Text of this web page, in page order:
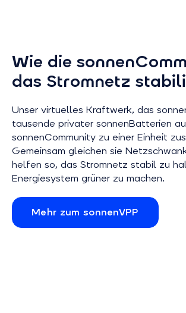
Wie die
das Stromnetz
Unser virtuelles Kraftwerk, das
tausende privater sonnenBatterien
sonnenCommunity zu einer Einheit
Gemeinsam gleichen sie
helfen so, das Stromnetz stabil zu
Energiesystem grüner zu machen.
Mehr zum sonnenVPP